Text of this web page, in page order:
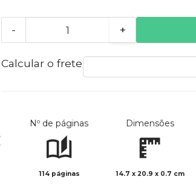
- +
Calcular o frete
Nº de páginas
114 páginas
Dimensões
14.7 x 20.9 x 0.7 cm